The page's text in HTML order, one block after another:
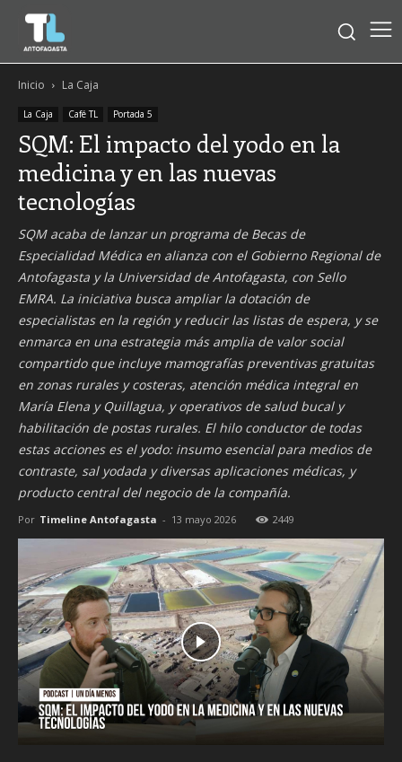
Inicio La Caja
La Caja Café TL Portada 5
SQM: El impacto del yodo en la
medicina y en las nuevas
tecnologías
SQM acaba de lanzar un programa de Becas de
Especialidad Médica en alianza con el Gobierno Regional de
Antofagasta y la Universidad de Antofagasta, con Sello
EMRA. La iniciativa busca ampliar la dotación de
especialistas en la región y reducir las listas de espera, y se
enmarca en una estrategia más amplia de valor social
compartido que incluye mamografías preventivas gratuitas
en zonas rurales y costeras, atención médica integral en
María Elena y Quillagua, y operativos de salud bucal y
habilitación de postas rurales. El hilo conductor de todas
estas acciones es el yodo: insumo esencial para medios de
contraste, sal yodada y diversas aplicaciones médicas, y
producto central del negocio de la compañía.
Por Timeline Antofagasta - 13 mayo 2026 2449